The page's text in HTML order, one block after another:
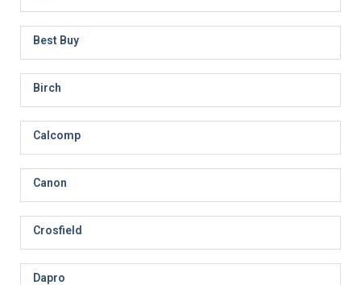
Best Buy
Birch
Calcomp
Canon
Crosfield
Dapro